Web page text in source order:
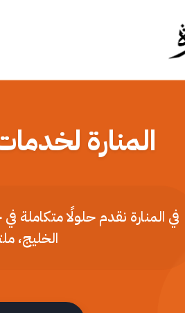
المنارة
في المنارة نقدم حلولًا متكاملة
الخليج،